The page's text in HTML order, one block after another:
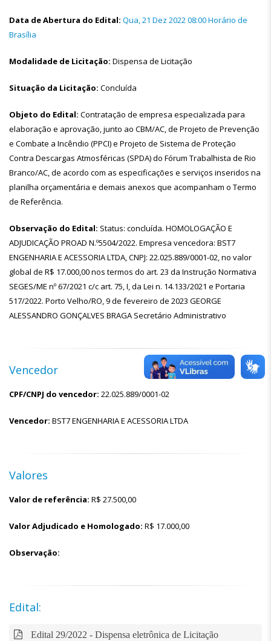
Data de Abertura do Edital: Qua, 21 Dez 2022 08:00 Horário de
Brasília
Modalidade de Licitação: Dispensa de Licitação
Situação da Licitação: Concluída
Objeto do Edital: Contratação de empresa especializada para
elaboração e aprovação, junto ao CBM/AC, de Projeto de Prevenção
e Combate a Incêndio (PPCI) e Projeto de Sistema de Proteção
Contra Descargas Atmosféricas (SPDA) do Fórum Trabalhista de Rio
Branco/AC, de acordo com as especificações e serviços inseridos na
planilha orçamentária e demais anexos que acompanham o Termo
de Referência.
Observação do Edital: Status: concluída. HOMOLOGAÇÃO E
ADJUDICAÇÃO PROAD N.º5504/2022. Empresa vencedora: BST7
ENGENHARIA E ACESSORIA LTDA, CNPJ: 22.025.889/0001-02, no valor
global de R$ 17.000,00 nos termos do art. 23 da Instrução Normativa
SEGES/ME nº 67/2021 c/c art. 75, I, da Lei n. 14.133/2021 e Portaria
517/2022. Porto Velho/RO, 9 de fevereiro de 2023 GEORGE
ALESSANDRO GONÇALVES BRAGA Secretário Administrativo
Vencedor
CPF/CNPJ do vencedor: 22.025.889/0001-02
Vencedor: BST7 ENGENHARIA E ACESSORIA LTDA
Valores
Valor de referência: R$ 27.500,00
Valor Adjudicado e Homologado: R$ 17.000,00
Observação:
Edital:
Edital 29/2022 - Dispensa eletrônica de Licitação